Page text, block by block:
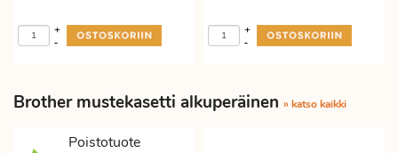
-
+
-
+
Brother mustekasetti alkuperäinen » katso kaikki
Poistotuote